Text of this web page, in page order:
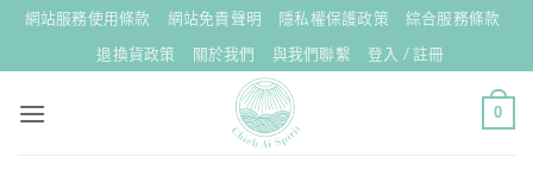
Skip
content
網站服務使用條款 網站免責聲明 隱私權保護政策
綜合服務條款
退換貨政策
關於我們 與我們聯繫 登入 / 註冊
0